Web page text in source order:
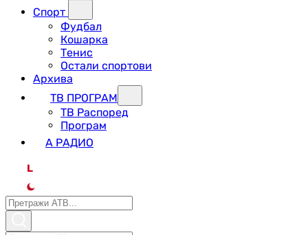
Спорт
Фудбал
Кошарка
Тенис
Остали спортови
Архива
ТВ ПРОГРАМ
ТВ Распоред
Програм
А РАДИО
L